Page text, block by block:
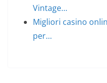
Vintage…
Migliori casino
per…